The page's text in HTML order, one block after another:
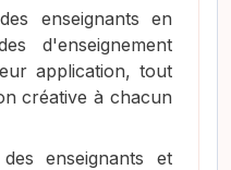
enseignants en
d'enseignement
application, tout
créative à chacun
enseignants et